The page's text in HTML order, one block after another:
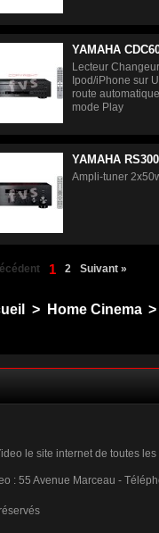
YAMAHA
Lecteur
Ipod/iPhone sur
route
mode Play
YAMAHA
Ampli-tuner
1 2 Suivant »
> Home Cinema >
le site internet de toutes
: 55 Avenue Marceau -